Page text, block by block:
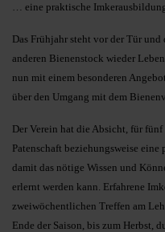
… eine praktische
Das Frühjahr steht vor der Tür
anderen Bienenstock wieder
nun mit einem besonderen
über den Umgang mit dem
Der Verein hat die Absicht, für fünf
Patenschaft beziehungsweise
damit das nötige Wissen und
erlernt werden kann. Erfahrene
zweiwöchentlichen Treffen am
Ende der Saison, bis zum Herbst,